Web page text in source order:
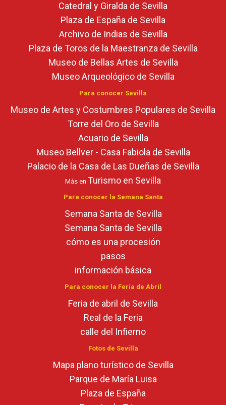
Catedral y Giralda de Sevilla
Plaza de España de Sevilla
Archivo de Indias de Sevilla
Plaza de Toros de la Maestranza de Sevilla
Museo de Bellas Artes de Sevilla
Museo Arqueológico de Sevilla
Para conocer Sevilla
Museo de Artes y Costumbres Populares de Sevilla
Torre del Oro de Sevilla
Acuario de Sevilla
Museo Bellver - Casa Fabiola de Sevilla
Palacio de la Casa de Las Dueñas de Sevilla
Más en Turismo en Sevilla
Para conocer la Semana Santa
Semana Santa de Sevilla
Semana Santa de Sevilla
cómo es una procesión
pasos
información básica
Para conocer la Feria de Abril
Feria de abril de Sevilla
Real de la Feria
calle del Infierno
Fotos de Sevilla
Mapa plano turístico de Sevilla
Parque de María Luisa
Plaza de España